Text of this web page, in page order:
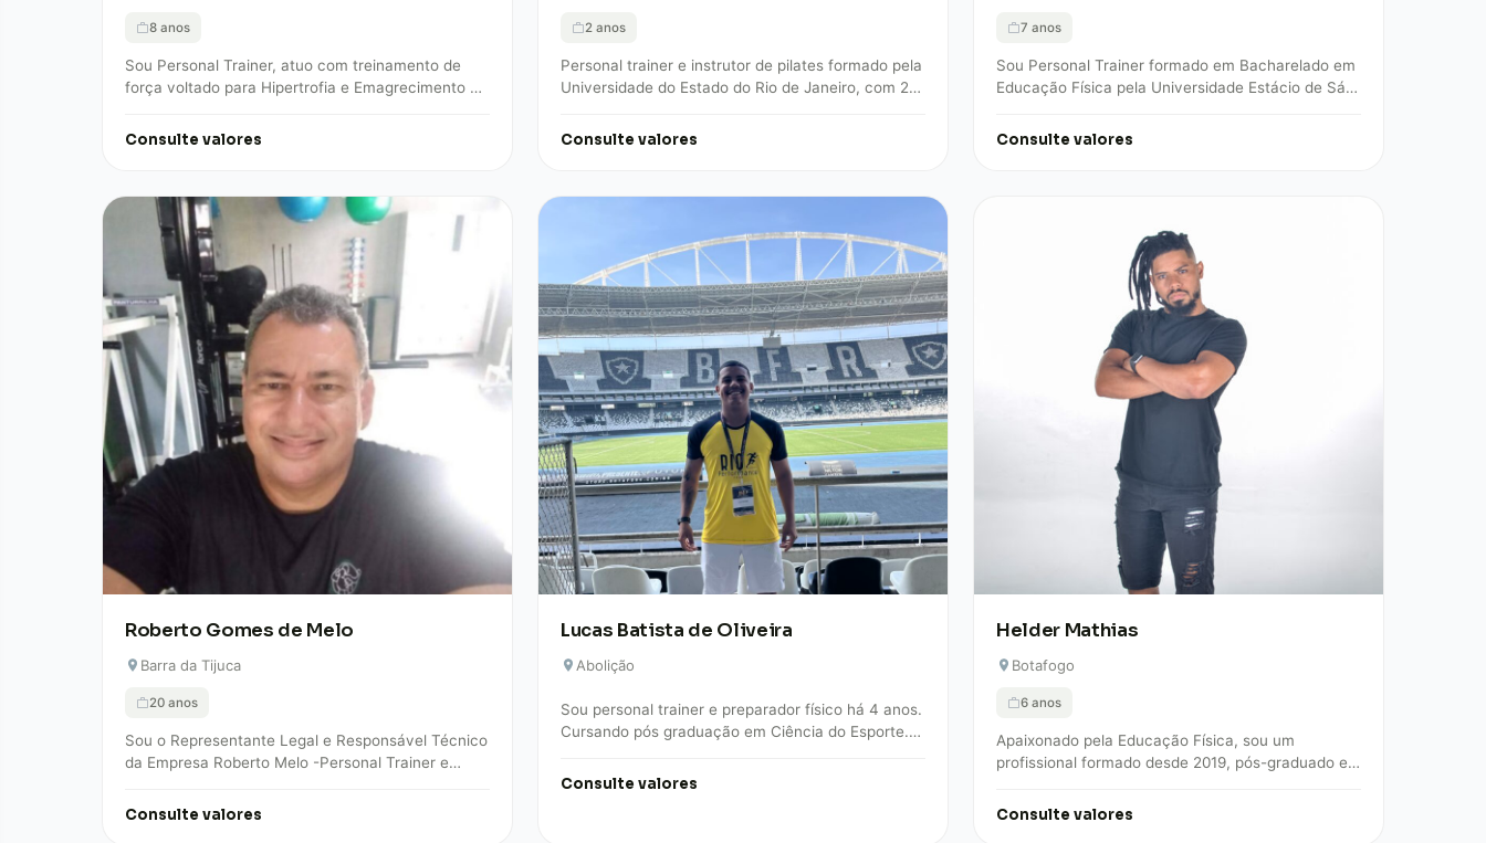
8 anos
Sou Personal Trainer, atuo com treinamento de
força voltado para Hipertrofia e Emagrecimento há
Consulte valores
2 anos
Personal trainer e instrutor de pilates formado pela
Universidade do Estado do Rio de Janeiro, com 2
Consulte valores
7 anos
Sou Personal Trainer formado em Bacharelado em
Educação Física pela Universidade Estácio de Sá,
e qualidade de…
Consulte valores
Roberto Gomes de Melo
Barra da Tijuca
20 anos
Sou o Representante Legal e Responsável Técnico
da Empresa Roberto Melo -Personal Trainer e
Trainer…
Consulte valores
Lucas Batista de Oliveira
Abolição
Sou personal trainer e preparador físico há 4 anos.
Cursando pós graduação em Ciência do Esporte.
Consulte valores
Helder Mathias
Botafogo
6 anos
Apaixonado pela Educação Física, sou um
profissional formado desde 2019, pós-graduado em
técnicas posturais. Como carioca, casado…
Consulte valores